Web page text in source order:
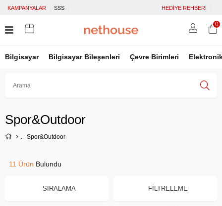
KAMPANYALAR SSS HEDİYE REHBERİ
Bilgisayar Bilgisayar Bileşenleri Çevre Birimleri
0
Spor&Outdoor
Spor&Outdoor
FILTRELEME
SIRALAMA
11 Ürün